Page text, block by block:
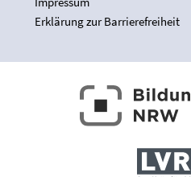
Erklärung zur Barrierefreiheit